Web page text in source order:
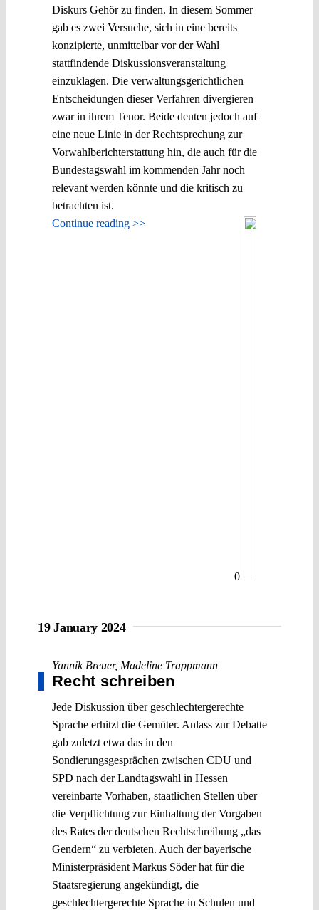
Diskurs Gehör zu finden. In diesem Sommer
gab es zwei Versuche, sich in eine bereits
konzipierte, unmittelbar vor der Wahl
stattfindende Diskussionsveranstaltung
einzuklagen. Die verwaltungsgerichtlichen
Entscheidungen dieser Verfahren divergieren
zwar in ihrem Tenor. Beide deuten jedoch auf
eine neue Linie in der Rechtsprechung zur
Vorwahlberichterstattung hin, die auch für die
Bundestagswahl im kommenden Jahr noch
relevant werden könnte und die kritisch zu
betrachten ist.
Continue reading >>
0
19 January 2024
Yannik Breuer, Madeline Trappmann
Recht schreiben
Jede Diskussion über geschlechtergerechte
Sprache erhitzt die Gemüter. Anlass zur Debatte
gab zuletzt etwa das in den
Sondierungsgesprächen zwischen CDU und
SPD nach der Landtagswahl in Hessen
vereinbarte Vorhaben, staatlichen Stellen über
die Verpflichtung zur Einhaltung der Vorgaben
des Rates der deutschen Rechtschreibung „das
Gendern“ zu verbieten. Auch der bayerische
Ministerpräsident Markus Söder hat für die
Staatsregierung angekündigt, die
geschlechtergerechte Sprache in Schulen und